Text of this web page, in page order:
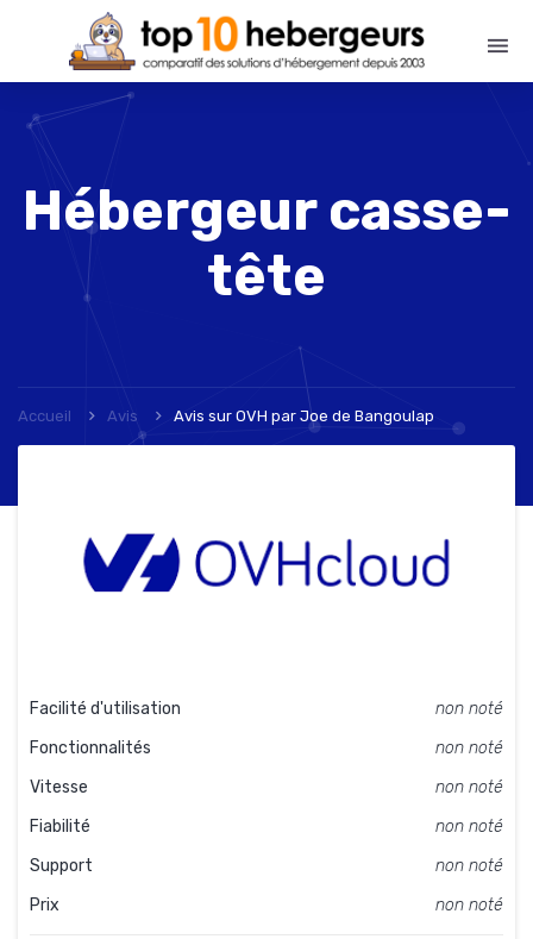
Hébergeur casse-
tête
Accueil Avis Avis sur OVH par Joe de Bangoulap
Facilité d'utilisation
non noté
Fonctionnalités
non noté
Vitesse
non noté
Fiabilité
non noté
Support
non noté
Prix
non noté